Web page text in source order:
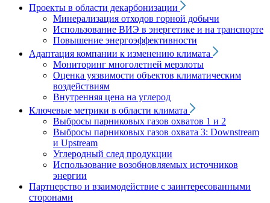
Проекты в области декарбонизации
Минерализация отходов горной добычи
Использование ВИЭ в энергетике и на транспорте
Повышение энергоэффективности
Адаптация компании к изменению климата
Мониторинг многолетней мерзлоты
Оценка уязвимости объектов климатическим
воздействиям
Внутренняя цена на углерод
Ключевые метрики в области климата
Выбросы парниковых газов охватов 1 и 2
Выбросы парниковых газов охвата 3: Downstream
и Upstream
Углеродный след продукции
Использование возобновляемых источников
энергии
Партнерство и взаимодействие с заинтересованными
сторонами